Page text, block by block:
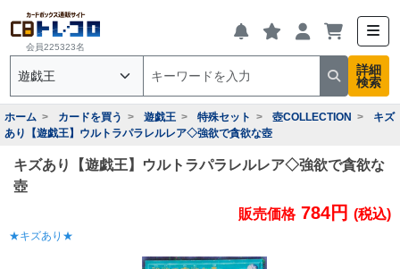
会員225323名
詳細
検索
ホーム カードを買う 遊戯王 特殊セット 壺COLLECTION
キズ
あり【遊戯王】ウルトラパラレルレア◇強欲で貪欲な壺
キズあり【遊戯王】ウルトラパラレルレア◇強欲で貪欲な
壺
★キズあり★
販売価格 784円 (税込)